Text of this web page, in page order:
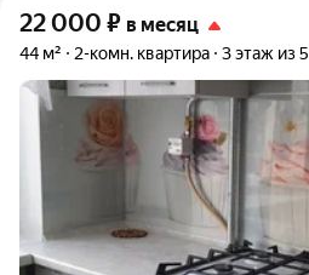
22 000 ₽ в месяц
44 м² 2-комн. квартира 3 этаж из 5